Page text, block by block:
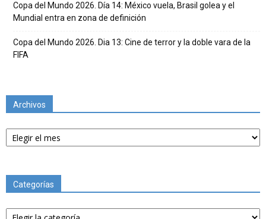
Copa del Mundo 2026. Día 14: México vuela, Brasil golea y el
Mundial entra en zona de definición
Copa del Mundo 2026. Dia 13: Cine de terror y la doble vara de la
FIFA
Archivos
Archivos
Categorías
Categorías